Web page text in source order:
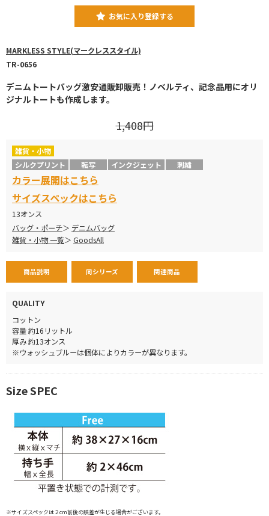
お気に入り登録する
MARKLESS STYLE(マークレススタイル)
TR-0656
デニムトートバッグ激安通販卸販売！ノベルティ、記念品用にオリ
ジナルトートも作成します。
1,408円
雑貨・小物
シルクプリント
転写 インクジェット 刺繍
カラー展開はこちら
サイズスペックはこちら
13オンス
バッグ・ポーチ
デニムバッグ
雑貨・小物 一覧
GoodsAll
商品説明 同シリーズ 関連商品
QUALITY
コットン
容量 約16リットル
厚み 約13オンス
※ウォッシュブルーは個体によりカラーが異なります。
Size SPEC
※サイズスペックは２cm前後の誤差が生じる場合がございます。